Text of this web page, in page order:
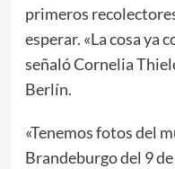
primeros
esperar. «La cosa ya
señaló Cornelia
Berlín.
«Tenemos fotos del
Brandeburgo del 9